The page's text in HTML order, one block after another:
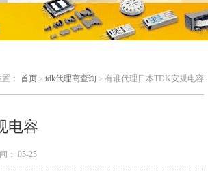
： 首页 > tdk代理商查询 > 有谁代理日本TDK安规电容
电容
： 05-25